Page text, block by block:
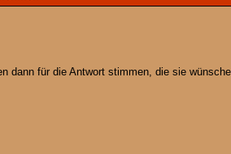
für die Antwort stimmen, die sie